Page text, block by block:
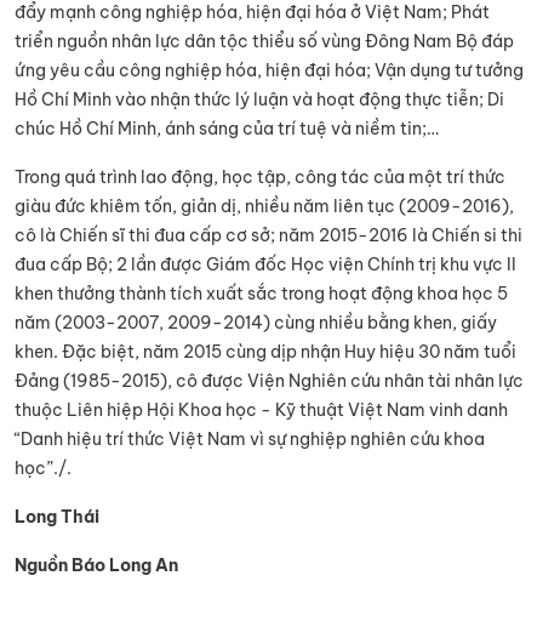
đẩy mạnh công nghiệp hóa, hiện đại hóa ở Việt Nam; Phát
triển nguồn nhân lực dân tộc thiểu số vùng Đông Nam Bộ đáp
ứng yêu cầu công nghiệp hóa, hiện đại hóa; Vận dụng tư tưởng
Hồ Chí Minh vào nhận thức lý luận và hoạt động thực tiễn; Di
chúc Hồ Chí Minh, ánh sáng của trí tuệ và niềm tin;…
Trong quá trình lao động, học tập, công tác của một trí thức
giàu đức khiêm tốn, giản dị, nhiều năm liên tục (2009-2016),
cô là Chiến sĩ thi đua cấp cơ sở; năm 2015-2016 là Chiến si thi
đua cấp Bộ; 2 lần được Giám đốc Học viện Chính trị khu vực II
khen thưởng thành tích xuất sắc trong hoạt động khoa học 5
năm (2003-2007, 2009-2014) cùng nhiều bằng khen, giấy
khen. Đặc biệt, năm 2015 cùng dịp nhận Huy hiệu 30 năm tuổi
Đảng (1985-2015), cô được Viện Nghiên cứu nhân tài nhân lực
thuộc Liên hiệp Hội Khoa học - Kỹ thuật Việt Nam vinh danh
“Danh hiệu trí thức Việt Nam vì sự nghiệp nghiên cứu khoa
học”./.
Long Thái
Nguồn Báo Long An